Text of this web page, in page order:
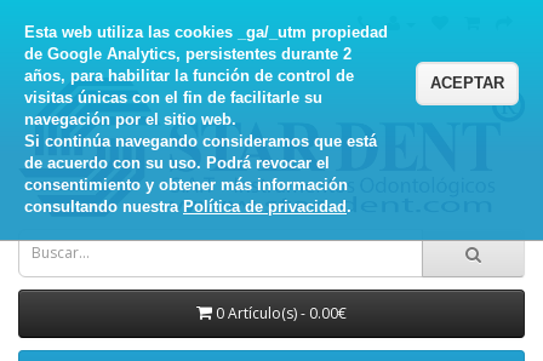
Esta web utiliza las cookies _ga/_utm propiedad
de Google Analytics, persistentes durante 2
años, para habilitar la función de control de
visitas únicas con el fin de facilitarle su
navegación por el sitio web.
Si continúa navegando consideramos que está
de acuerdo con su uso. Podrá revocar el
consentimiento y obtener más información
consultando nuestra Política de privacidad.
ACEPTAR
0 Artículo(s) - 0.00€